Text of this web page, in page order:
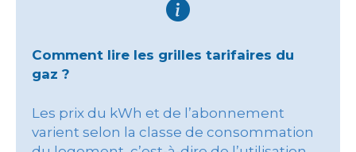
Comment lire les grilles tarifaires du
gaz ?
Les prix du kWh et de l’abonnement
varient selon la classe de consommation